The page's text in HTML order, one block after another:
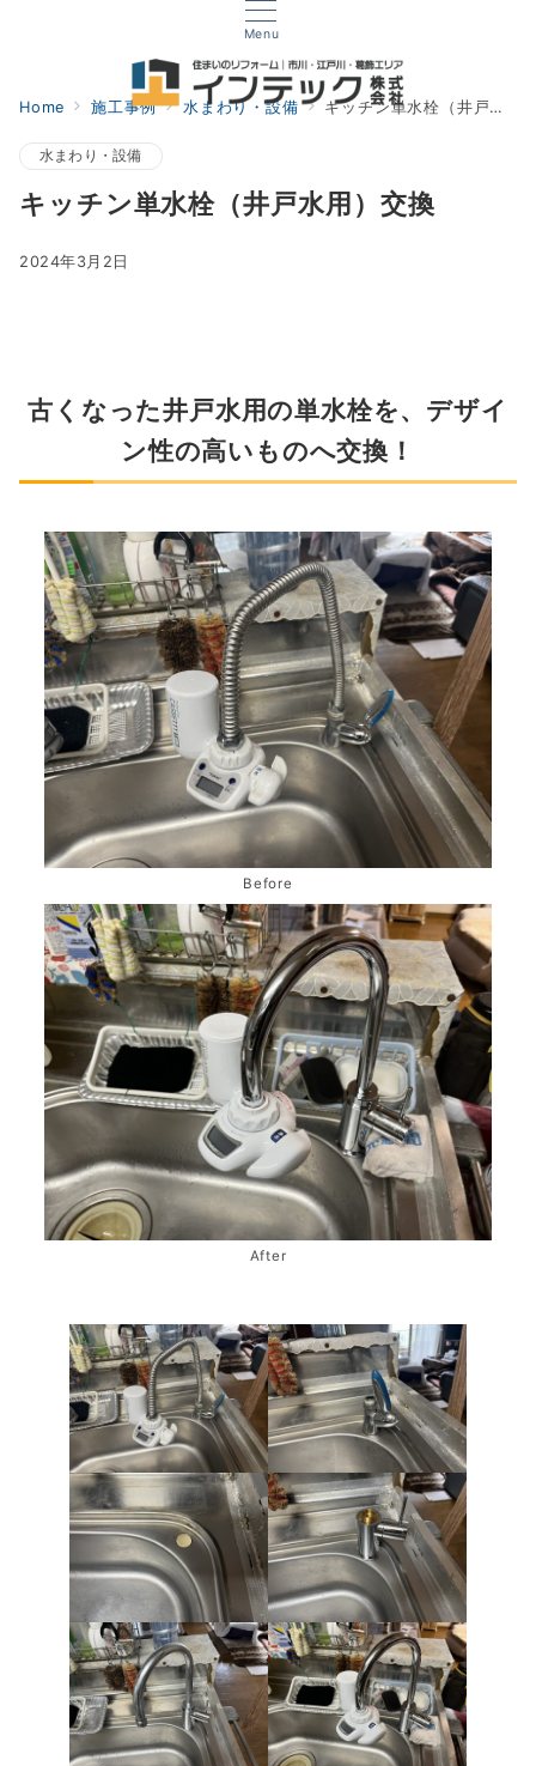
Menu
Home 施工事例 水まわり・設備 キッチン単水栓（井戸水用）交換
水まわり・設備
キッチン単水栓（井戸水用）交換
2024年3月2日
古くなった井戸水用の単水栓を、デザイ
ン性の高いものへ交換！
Before
After